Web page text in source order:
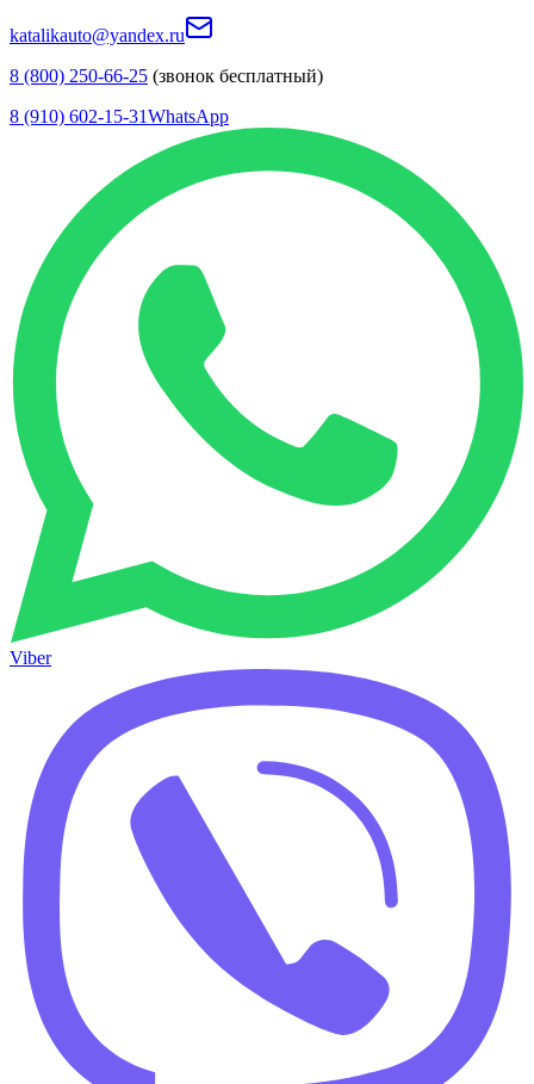
katalikauto@yandex.ru
8 (800) 250-66-25 (звонок бесплатный)
8 (910) 602-15-31WhatsApp
Viber